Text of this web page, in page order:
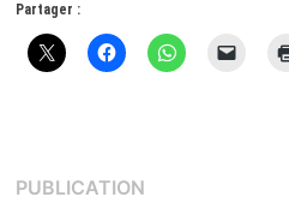
Partager :
Navigation
PUBLICATION